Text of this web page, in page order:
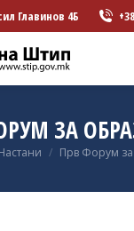
Главинов 4Б
ЗА
Прв Форум